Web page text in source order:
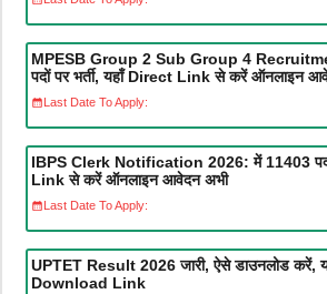
MPESB Group 2 Sub Group 4
पदों पर भर्ती, यहाँ Direct Link से करें ऑनलाइन
Last Date To Apply:
IBPS Clerk Notification 2026: में 11403 पदों
Link से करें ऑनलाइन आवेदन अभी
Last Date To Apply:
UPTET Result 2026 जारी, ऐसे डाउनलोड करें,
Download Link